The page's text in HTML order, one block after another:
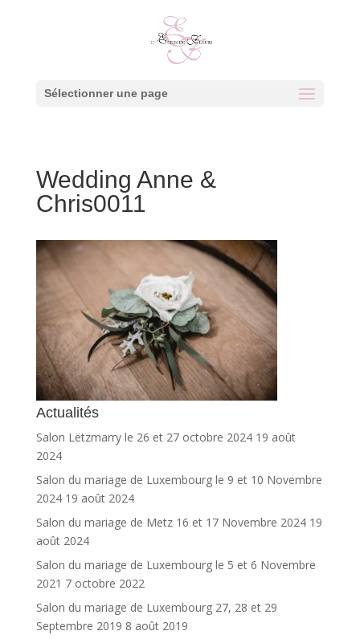
Sélectionner une page
Wedding Anne &
Chris0011
Actualités
Salon Lëtzmarry le 26 et 27 octobre 2024 19 août
2024
Salon du mariage de Luxembourg le 9 et 10 Novembre
2024 19 août 2024
Salon du mariage de Metz 16 et 17 Novembre 2024 19
août 2024
Salon du mariage de Luxembourg le 5 et 6 Novembre
2021 7 octobre 2022
Salon du mariage de Luxembourg 27, 28 et 29
Septembre 2019 8 août 2019